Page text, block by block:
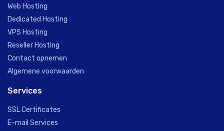
Web Hosting
Dedicated Hosting
VPS Hosting
Reseller Hosting
Contact opnemen
Algemene voorwaarden
Services
SSL Certificates
E-mail Services